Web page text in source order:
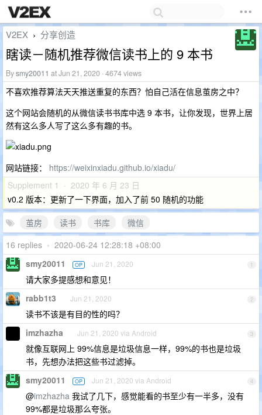
V2EX › 分享创造
瞎读－随机推荐微信读书上的 9 本书
Bysmy20011 at Jun 21, 2020 · 4674 views
不喜欢推荐算法天天推送重复的东西？怕自己活在信息茧房之中？
这个网站会随机的从微信读书书库中选 9 本书，让你发现，世界上居
然有这么多人写了这么多有趣的书。
网站链接： https://weixinxiadu.github.io/xiadu/
Supplement 1 · 2020 年 6 月 23 日
v0.2 版本：更新了一下界面，加入了前 50 随机的功能
茧房
读书 书库
微信
16 replies • 2020-06-24 12:28:18 +08:00
1
smy20011 OP Jun 21, 2020
请大家多提感想和意见！
2
rabb1t3 Jun 21, 2020
读书不该是有目的性的吗？
3
imzhazha Jun 21, 2020 via Android
就像互联网上 99%信息是垃圾信息一样，99%的书也是垃圾
书，先想办法把这些书过滤掉。
4
smy20011 OP Jun 21, 2020 via Android
@imzhazha 我试了几下，感觉能看的书至少有一半多，没有
99%都是垃圾那么夸张。